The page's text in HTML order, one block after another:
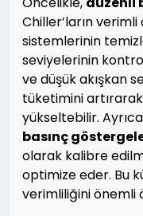
Chiller’ların
sistemlerinin
seviyelerinin
ve düşük akışkan
tüketimini
yükseltebilir.
basınç
olarak kalibre
optimize eder. Bu
verimliliğini önemli